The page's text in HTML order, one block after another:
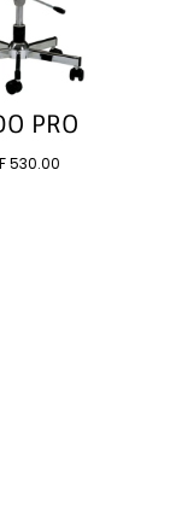
PRO
530.00